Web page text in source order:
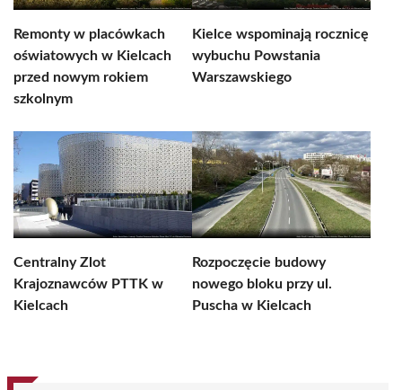
Remonty w placówkach
oświatowych w Kielcach
przed nowym rokiem
szkolnym
Kielce wspominają rocznicę
wybuchu Powstania
Warszawskiego
Centralny Zlot
Krajoznawców PTTK w
Kielcach
Rozpoczęcie budowy
nowego bloku przy ul.
Puscha w Kielcach